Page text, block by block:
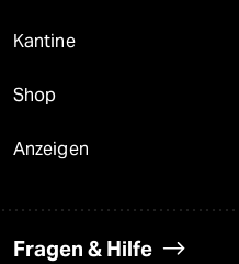
Kantine
Shop
Anzeigen
Fragen & Hilfe